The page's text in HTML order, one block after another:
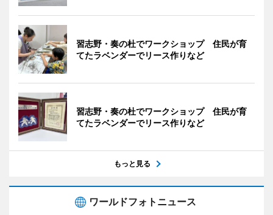
習志野・奏の杜でワークショップ 住民が育
てたラベンダーでリース作りなど
習志野・奏の杜でワークショップ 住民が育
てたラベンダーでリース作りなど
もっと見る
ワールドフォトニュース